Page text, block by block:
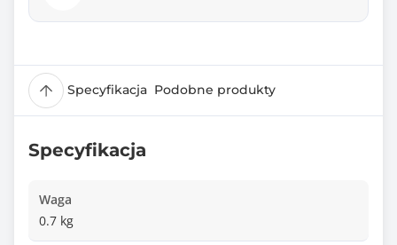
Specyfikacja Podobne produkty
Specyfikacja
Waga
0.7 kg